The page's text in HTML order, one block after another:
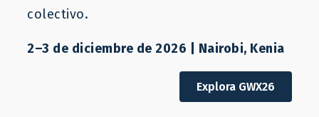
Construcción de vías de movilidad
laboral en Dakota del Norte
colectivo.
2–3 de diciembre de 2026 | Nairobi, Kenia
Explora GWX26